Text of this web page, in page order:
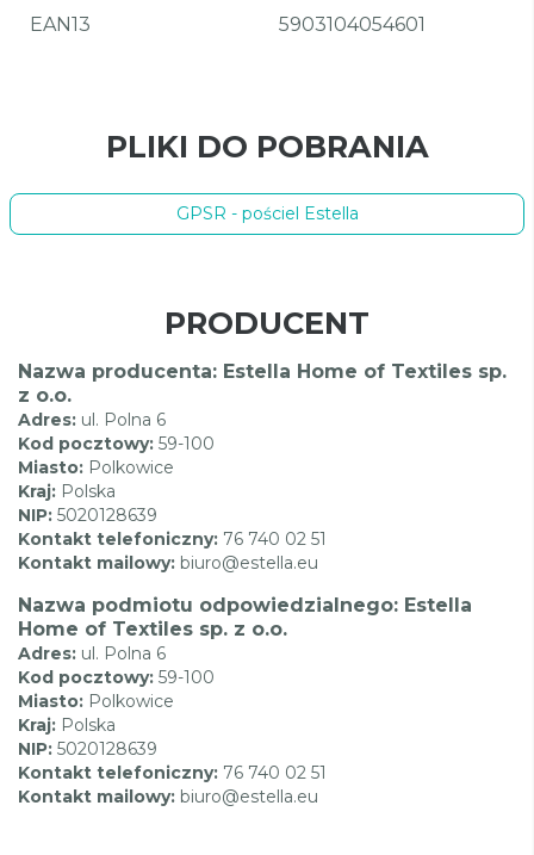
EAN13 5903104054601
PLIKI DO POBRANIA
GPSR - pościel Estella
PRODUCENT
Nazwa producenta: Estella Home of Textiles sp.
z o.o.
Adres: ul. Polna 6
Kod pocztowy: 59-100
Miasto: Polkowice
Kraj: Polska
NIP: 5020128639
Kontakt telefoniczny: 76 740 02 51
Kontakt mailowy: biuro@estella.eu
Nazwa podmiotu odpowiedzialnego: Estella
Home of Textiles sp. z o.o.
Adres: ul. Polna 6
Kod pocztowy: 59-100
Miasto: Polkowice
Kraj: Polska
NIP: 5020128639
Kontakt telefoniczny: 76 740 02 51
Kontakt mailowy: biuro@estella.eu